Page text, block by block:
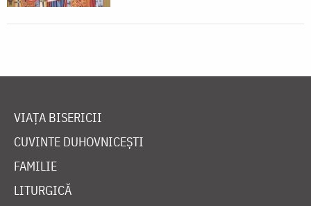
VIAȚA BISERICII
CUVINTE DUHOVNICEȘTI
FAMILIE
LITURGICĂ